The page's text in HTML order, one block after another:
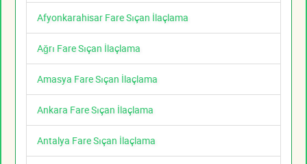
Afyonkarahisar Fare Sıçan İlaçlama
Ağrı Fare Sıçan İlaçlama
Amasya Fare Sıçan İlaçlama
Ankara Fare Sıçan İlaçlama
Antalya Fare Sıçan İlaçlama